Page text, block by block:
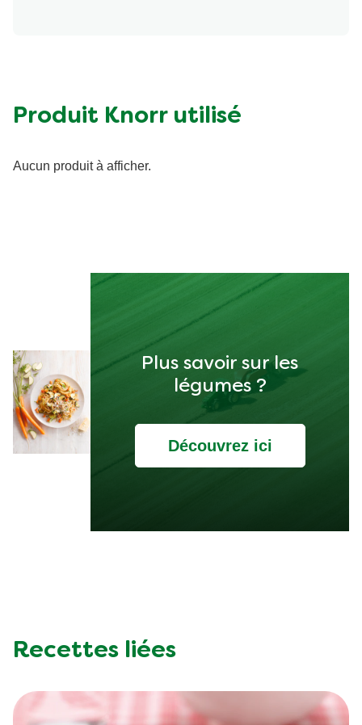
Produit Knorr utilisé
Aucun produit à afficher.
Plus savoir sur les
légumes ?
Découvrez ici
Recettes liées